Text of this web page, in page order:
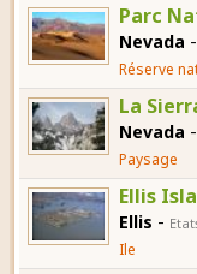
Parc
Nevada -
Réserve
La
Nevada -
Paysage
Ellis
Ellis -
Ile